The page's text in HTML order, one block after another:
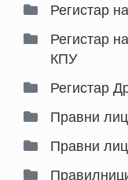
Регистар
Регистар
КПУ
Регистар
Правни
Правни